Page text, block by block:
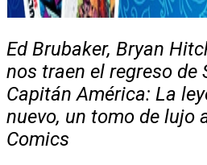
Ed Brubaker, Bryan
nos traen el regreso de
Capitán América: La
nuevo, un tomo de lujo
Comics